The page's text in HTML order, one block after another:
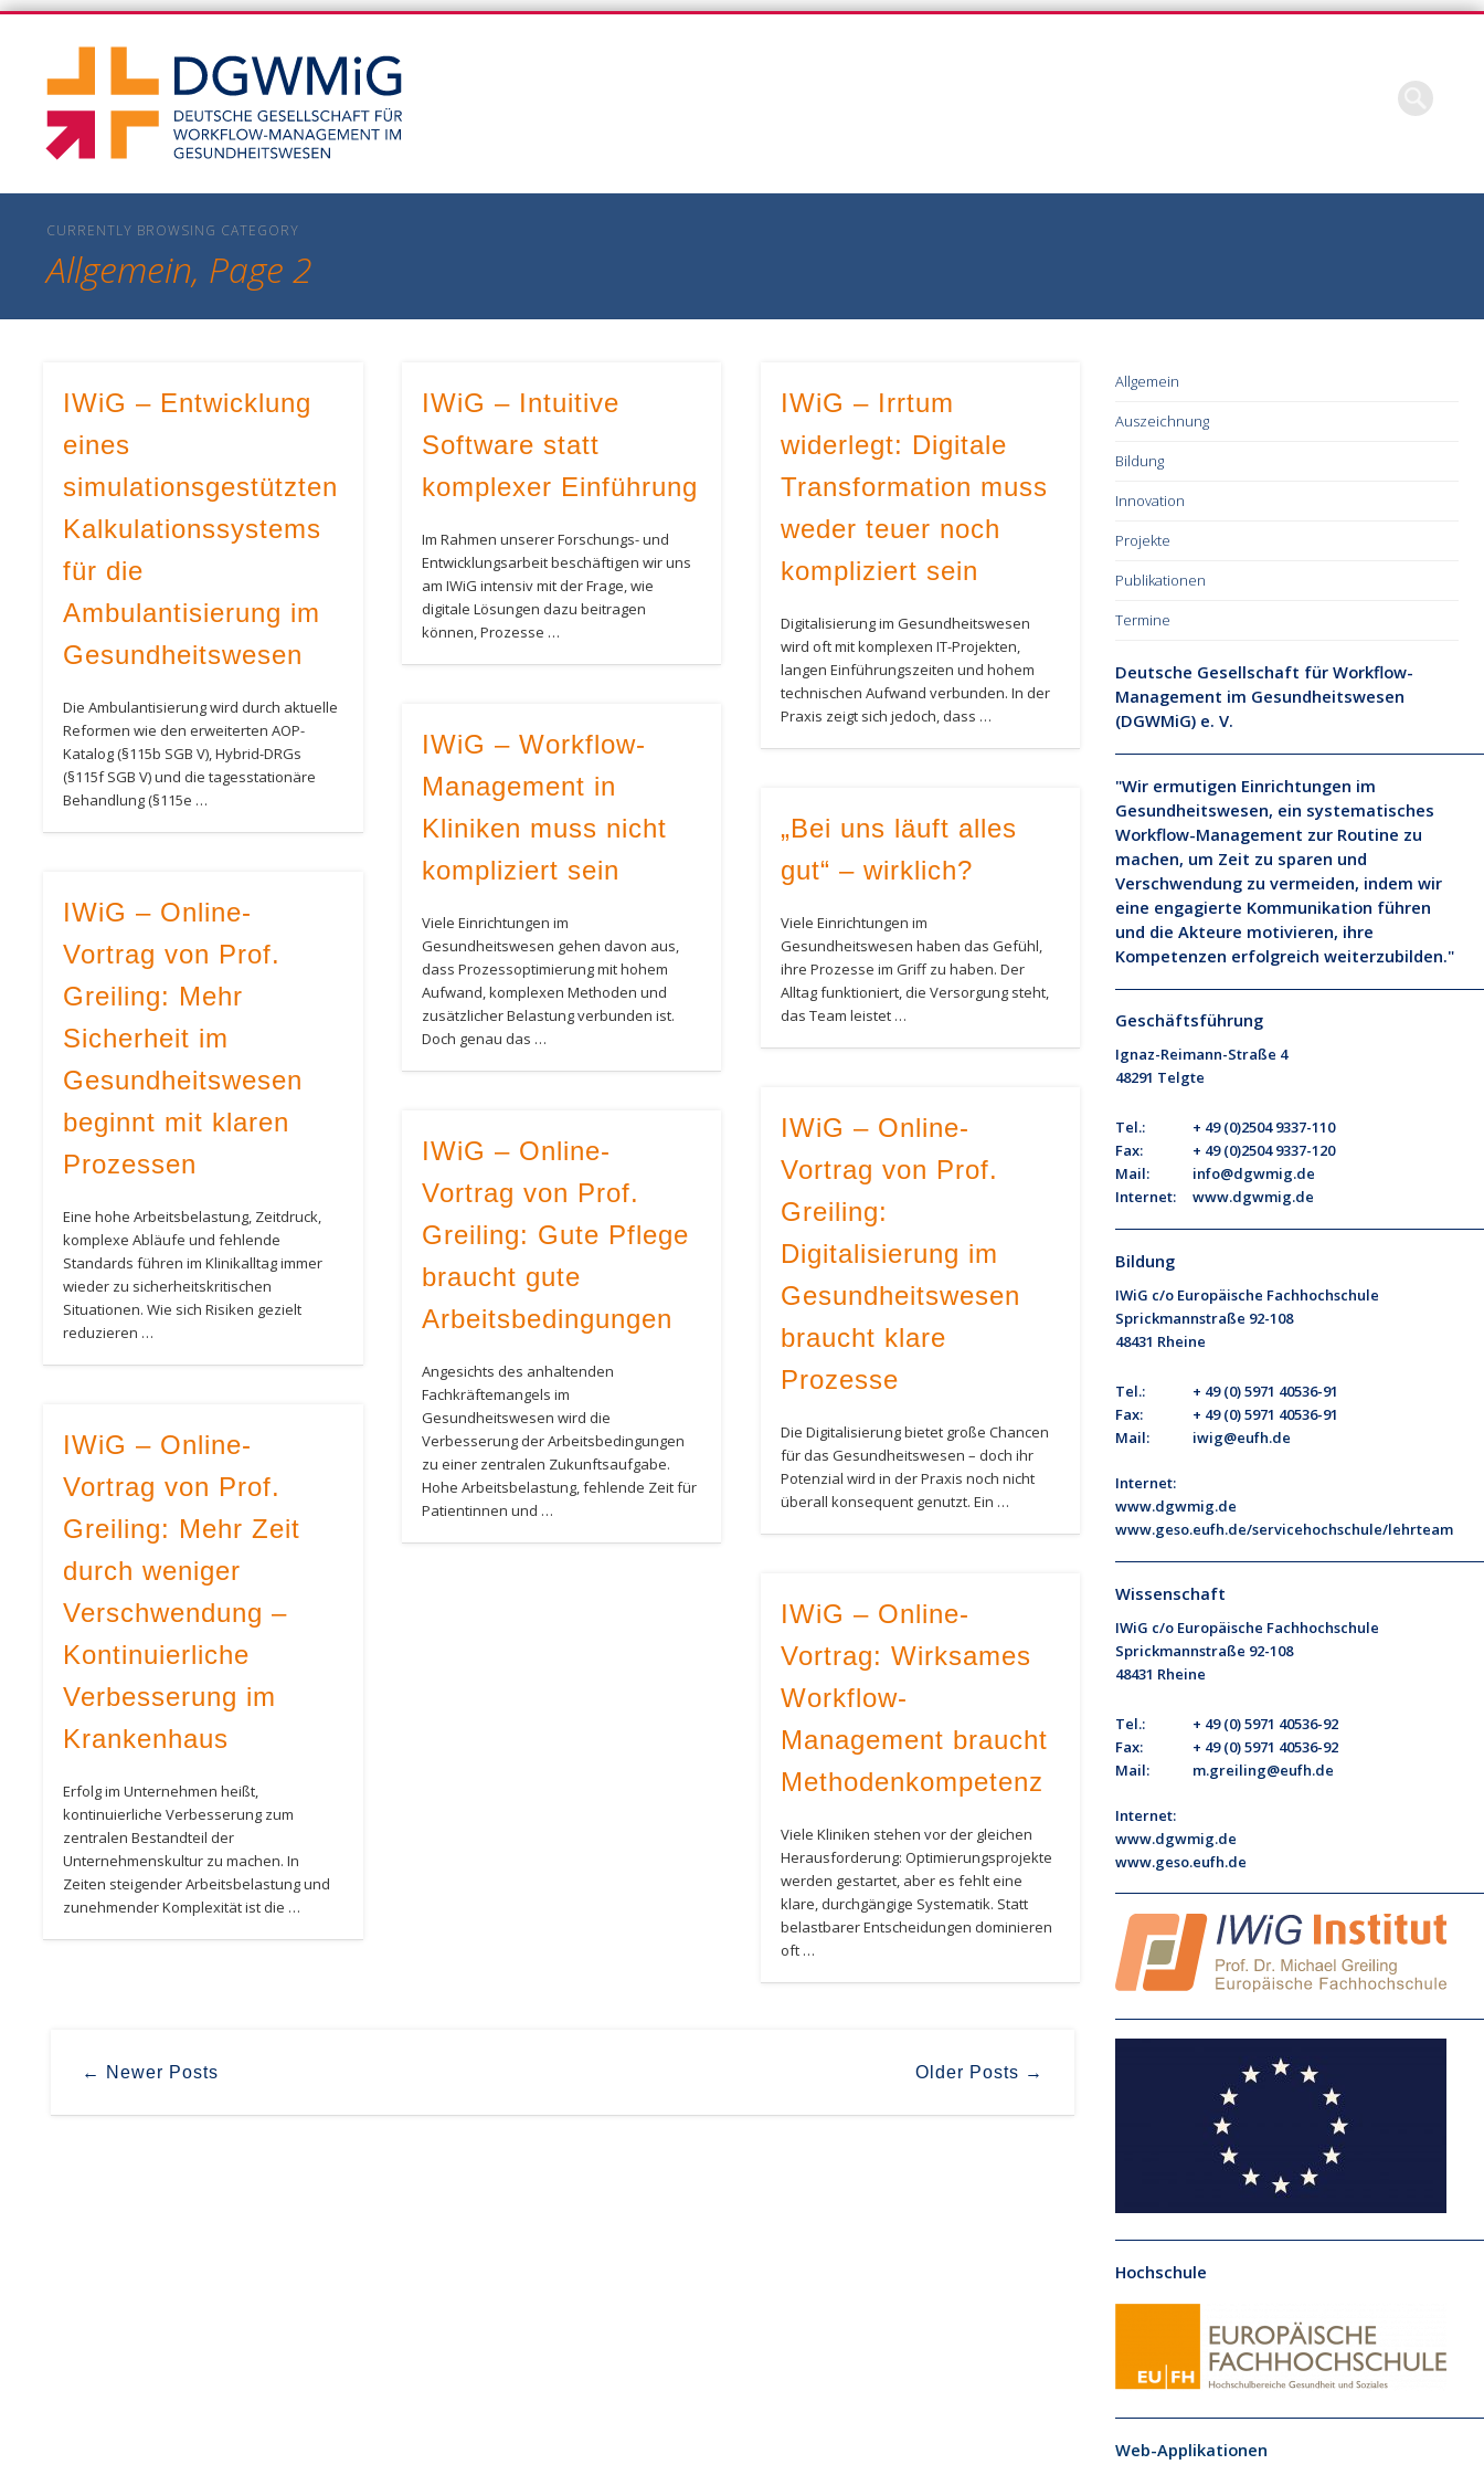
DGWMiG-Blog
CURRENTLY BROWSING CATEGORY
Allgemein, Page 2
IWiG – Entwicklung
eines
simulationsgestützten
Kalkulationssystems
für die
Ambulantisierung im
Gesundheitswesen
Die Ambulantisierung wird durch aktuelle
Reformen wie den erweiterten AOP-
Katalog (§115b SGB V), Hybrid-DRGs
(§115f SGB V) und die tagesstationäre
Behandlung (§115e …
IWiG – Intuitive
Software statt
komplexer Einführung
Im Rahmen unserer Forschungs- und
Entwicklungsarbeit beschäftigen wir uns
am IWiG intensiv mit der Frage, wie
digitale Lösungen dazu beitragen
können, Prozesse …
IWiG – Irrtum
widerlegt: Digitale
Transformation muss
weder teuer noch
kompliziert sein
Digitalisierung im Gesundheitswesen
wird oft mit komplexen IT-Projekten,
langen Einführungszeiten und hohem
technischen Aufwand verbunden. In der
Praxis zeigt sich jedoch, dass …
IWiG – Workflow-
Management in
Kliniken muss nicht
kompliziert sein
Viele Einrichtungen im
Gesundheitswesen gehen davon aus,
dass Prozessoptimierung mit hohem
Aufwand, komplexen Methoden und
zusätzlicher Belastung verbunden ist.
Doch genau das …
„Bei uns läuft alles
gut“ – wirklich?
Viele Einrichtungen im
Gesundheitswesen haben das Gefühl,
ihre Prozesse im Griff zu haben. Der
Alltag funktioniert, die Versorgung steht,
das Team leistet …
IWiG – Online-
Vortrag von Prof.
Greiling: Mehr
Sicherheit im
Gesundheitswesen
beginnt mit klaren
Prozessen
Eine hohe Arbeitsbelastung, Zeitdruck,
komplexe Abläufe und fehlende
Standards führen im Klinikalltag immer
wieder zu sicherheitskritischen
Situationen. Wie sich Risiken gezielt
reduzieren …
IWiG – Online-
Vortrag von Prof.
Greiling:
Digitalisierung im
Gesundheitswesen
braucht klare
Prozesse
Die Digitalisierung bietet große Chancen
für das Gesundheitswesen – doch ihr
Potenzial wird in der Praxis noch nicht
überall konsequent genutzt. Ein …
IWiG – Online-
Vortrag von Prof.
Greiling: Gute Pflege
braucht gute
Arbeitsbedingungen
Angesichts des anhaltenden
Fachkräftemangels im
Gesundheitswesen wird die
Verbesserung der Arbeitsbedingungen
zu einer zentralen Zukunftsaufgabe.
Hohe Arbeitsbelastung, fehlende Zeit für
Patientinnen und …
IWiG – Online-
Vortrag von Prof.
Greiling: Mehr Zeit
durch weniger
Verschwendung –
Kontinuierliche
Verbesserung im
Krankenhaus
Erfolg im Unternehmen heißt,
kontinuierliche Verbesserung zum
zentralen Bestandteil der
Unternehmenskultur zu machen. In
Zeiten steigender Arbeitsbelastung und
zunehmender Komplexität ist die …
IWiG – Online-
Vortrag: Wirksames
Workflow-
Management braucht
Methodenkompetenz
Viele Kliniken stehen vor der gleichen
Herausforderung: Optimierungsprojekte
werden gestartet, aber es fehlt eine
klare, durchgängige Systematik. Statt
belastbarer Entscheidungen dominieren
oft …
← Newer Posts Older Posts →
Allgemein
Auszeichnung
Bildung
Innovation
Projekte
Publikationen
Termine
Deutsche Gesellschaft für Workflow-
Management im Gesundheitswesen
(DGWMiG) e. V.
"Wir ermutigen Einrichtungen im
Gesundheitswesen, ein systematisches
Workflow-Management zur Routine zu
machen, um Zeit zu sparen und
Verschwendung zu vermeiden, indem wir
eine engagierte Kommunikation führen
und die Akteure motivieren, ihre
Kompetenzen erfolgreich weiterzubilden."
Geschäftsführung
Ignaz-Reimann-Straße 4
48291 Telgte
Tel.:
+ 49 (0)2504 9337-110
Fax:
+ 49 (0)2504 9337-120
Mail:
info@dgwmig.de
Internet:
www.dgwmig.de
Bildung
IWiG c/o Europäische Fachhochschule
Sprickmannstraße 92-108
48431 Rheine
Tel.:
+ 49 (0) 5971 40536-91
Fax:
+ 49 (0) 5971 40536-91
Mail:
iwig@eufh.de
Internet:
www.dgwmig.de
www.geso.eufh.de/servicehochschule/lehrteam
Wissenschaft
IWiG c/o Europäische Fachhochschule
Sprickmannstraße 92-108
48431 Rheine
Tel.:
+ 49 (0) 5971 40536-92
Fax:
+ 49 (0) 5971 40536-92
Mail:
m.greiling@eufh.de
Internet:
www.dgwmig.de
www.geso.eufh.de
Hochschule
Web-Applikationen